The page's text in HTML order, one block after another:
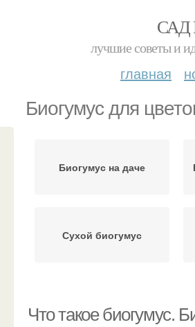
САД
лучшие советы и
главная
Биогумус для
Биогумус на даче
Сухой биогумус
Что такое биогумус.